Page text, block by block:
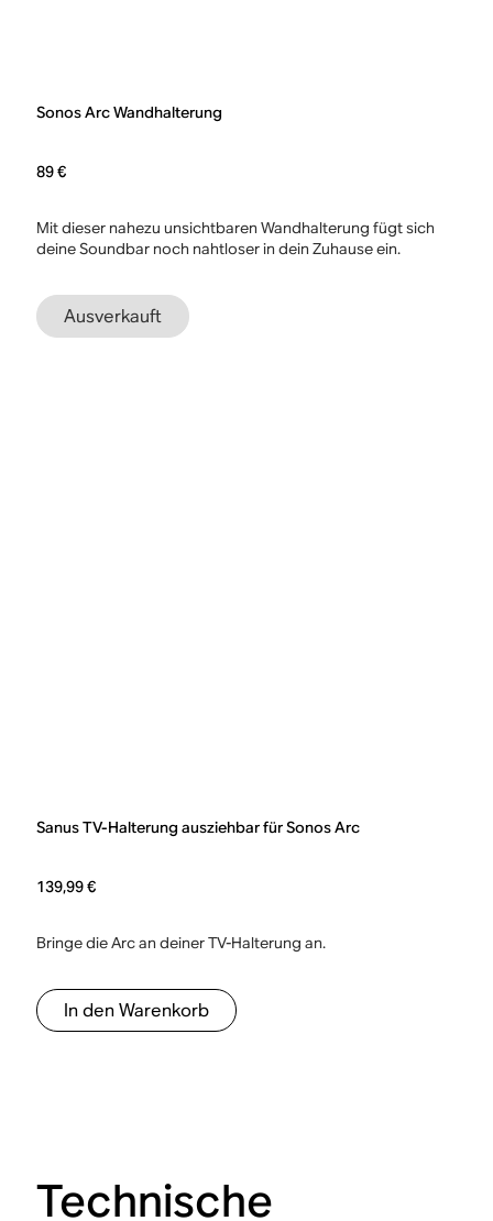
Sonos Arc Wandhalterung
89 €
Mit dieser nahezu unsichtbaren Wandhalterung fügt sich
deine Soundbar noch nahtloser in dein Zuhause ein.
Ausverkauft
Sanus TV-Halterung ausziehbar für Sonos Arc
139,99 €
Bringe die Arc an deiner TV-Halterung an.
In den Warenkorb
Technische